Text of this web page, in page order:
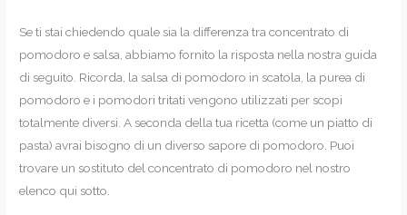
Se ti stai chiedendo quale sia la differenza tra concentrato di
pomodoro e salsa, abbiamo fornito la risposta nella nostra guida
di seguito. Ricorda, la salsa di pomodoro in scatola, la purea di
pomodoro e i pomodori tritati vengono utilizzati per scopi
totalmente diversi. A seconda della tua ricetta (come un piatto di
pasta) avrai bisogno di un diverso sapore di pomodoro. Puoi
trovare un sostituto del concentrato di pomodoro nel nostro
elenco qui sotto.